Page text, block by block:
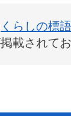
くらしの標語
載されて